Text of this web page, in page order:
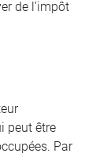
de l’impôt
peut être
Par